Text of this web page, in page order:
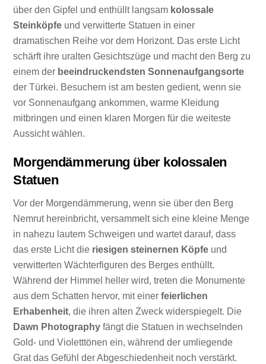
über den Gipfel und enthüllt langsam kolossale
Steinköpfe und verwitterte Statuen in einer
dramatischen Reihe vor dem Horizont. Das erste Licht
schärft ihre uralten Gesichtszüge und macht den Berg zu
einem der beeindruckendsten Sonnenaufgangsorte
der Türkei. Besuchern ist am besten gedient, wenn sie
vor Sonnenaufgang ankommen, warme Kleidung
mitbringen und einen klaren Morgen für die weiteste
Aussicht wählen.
Morgendämmerung über kolossalen
Statuen
Vor der Morgendämmerung, wenn sie über den Berg
Nemrut hereinbricht, versammelt sich eine kleine Menge
in nahezu lautem Schweigen und wartet darauf, dass
das erste Licht die riesigen steinernen Köpfe und
verwitterten Wächterfiguren des Berges enthüllt.
Während der Himmel heller wird, treten die Monumente
aus dem Schatten hervor, mit einerfeierlichen
Erhabenheit, die ihren alten Zweck widerspiegelt. Die
Dawn Photography fängt die Statuen in wechselnden
Gold- und Violetttönen ein, während der umliegende
Grat das Gefühl der Abgeschiedenheit noch verstärkt.